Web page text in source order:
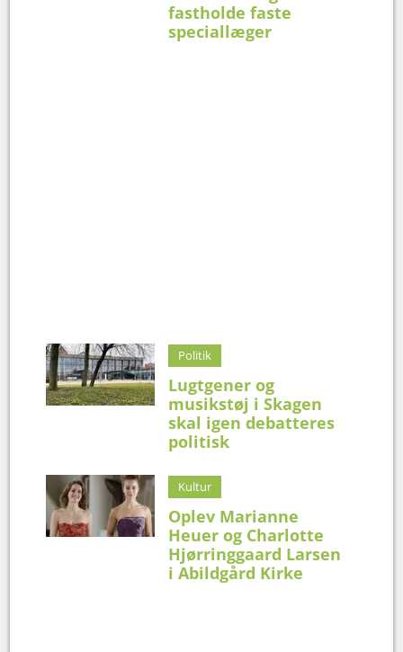
fastholde faste
speciallæger
Politik
Lugtgener og
musikstøj i Skagen
skal igen debatteres
politisk
Kultur
Oplev Marianne
Heuer og Charlotte
Hjørringgaard Larsen
i Abildgård Kirke